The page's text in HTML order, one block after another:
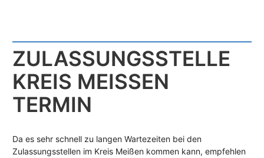
ZULASSUNGS­STELLE
KREIS MEISSEN T
ERMIN
Da es sehr schnell zu langen Wartezeiten bei den
Zulassungsstellen im Kreis Meißen kommen kann, empfehlen